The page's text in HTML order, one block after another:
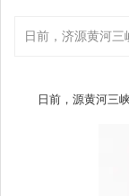
日前，济源黄河
日前，源黄河三峡